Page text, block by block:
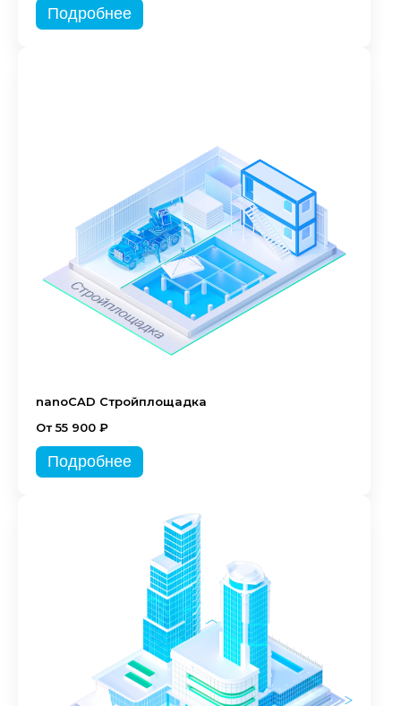
Подробнее
nanoCAD Стройплощадка
От 55 900 ₽
Подробнее